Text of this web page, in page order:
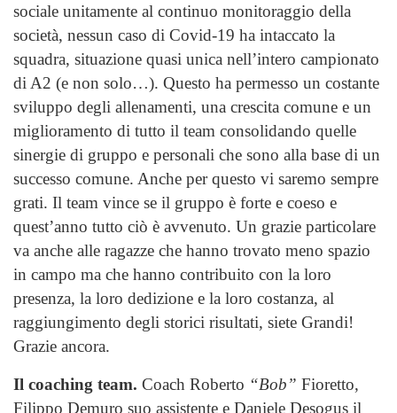
sociale unitamente al continuo monitoraggio della
società, nessun caso di Covid-19 ha intaccato la
squadra, situazione quasi unica nell’intero campionato
di A2 (e non solo…). Questo ha permesso un costante
sviluppo degli allenamenti, una crescita comune e un
miglioramento di tutto il team consolidando quelle
sinergie di gruppo e personali che sono alla base di un
successo comune. Anche per questo vi saremo sempre
grati. Il team vince se il gruppo è forte e coeso e
quest’anno tutto ciò è avvenuto. Un grazie particolare
va anche alle ragazze che hanno trovato meno spazio
in campo ma che hanno contribuito con la loro
presenza, la loro dedizione e la loro costanza, al
raggiungimento degli storici risultati, siete Grandi!
Grazie ancora.
Il coaching team. Coach Roberto “Bob” Fioretto,
Filippo Demuro suo assistente e Daniele Desogus il